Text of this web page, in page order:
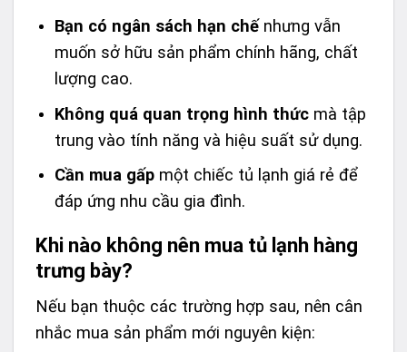
Bạn có ngân sách hạn chếnhưng vẫn
muốn sở hữu sản phẩm chính hãng, chất
lượng cao.
Không quá quan trọng hình thứcmà tập
trung vào tính năng và hiệu suất sử dụng.
Cần mua gấpmột chiếc tủ lạnh giá rẻ để
đáp ứng nhu cầu gia đình.
Khi nào không nên mua tủ lạnh hàng
trưng bày?
Nếu bạn thuộc các trường hợp sau, nên cân
nhắc mua sản phẩm mới nguyên kiện: